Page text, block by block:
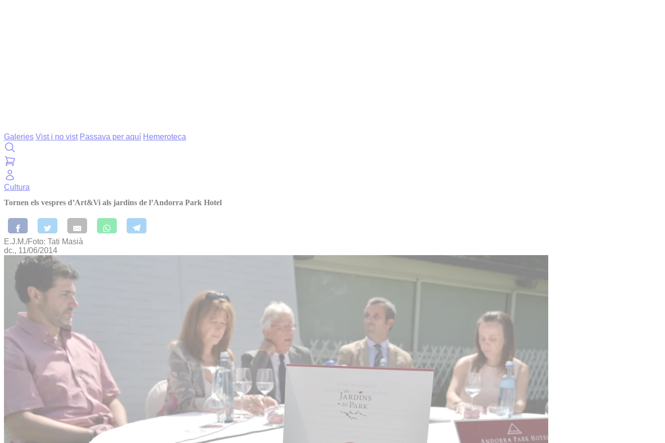
Galeries Vist i no vist Passava per aquí Hemeroteca
Cultura
Tornen els vespres d’Art&Vi als jardins de l’Andorra Park Hotel
E.J.M./Foto: Tati Masià
dc., 11/06/2014